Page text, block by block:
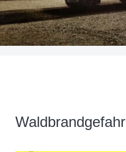
Waldbrandgefahr